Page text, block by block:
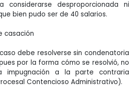
desproporcionada ni
bien pudo ser de 40 salarios.
casación
debe resolverse sin condenatoria
por la forma cómo se resolvió, no
impugnación a la parte contraria
Contencioso Administrativo).